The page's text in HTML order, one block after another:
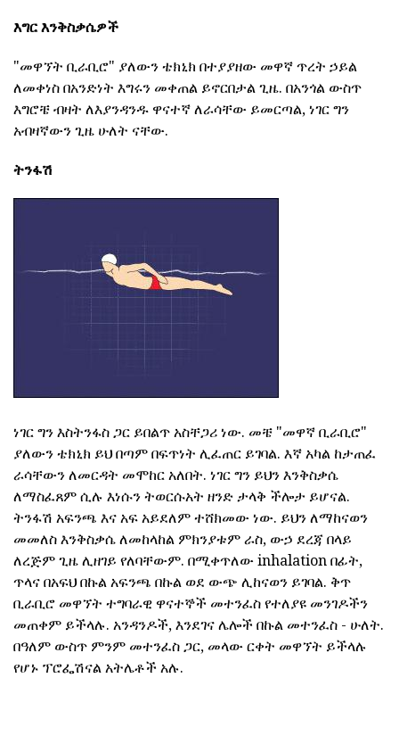
እግር እንቅስቃሴዎች
"መዋኘት ቢራቢሮ" ያለውን ቴክኒክ በተያያዘው መዋኛ ጥረት ኃይል
ለመቀነስ በአንድነት እግሩን መቀጠል ይኖርበታል ጊዜ. በአንጎል ውስጥ
እግሮቼ ብዛት ለእያንዳንዱ ዋናተኛ ለራሳቸው ይመርጣል, ነገር ግን
አብዛኛውን ጊዜ ሁለት ናቸው.
ትንፋሽ
ነገር ግን እስትንፋስ ጋር ይበልጥ አስቸጋሪ ነው. መቼ "መዋኛ ቢራቢሮ"
ያለውን ቴክኒክ ይህ በጣም በፍጥነት ሊፈጠር ይገባል. እኛ አካል ከታጠፈ
ራሳቸውን ለመርዳት መሞከር አለበት. ነገር ግን ይህን እንቅስቃሴ
ለማስፈጸም ሲሉ እነሱን ትወርሱአት ዘንድ ታላቅ ችሎታ ይሆናል.
ትንፋሽ አፍንጫ እና አፍ አይደለም ተሸክመው ነው. ይህን ለማከናወን
መመለስ እንቅስቃሴ ለመከላከል ምክንያቱም ራስ, ውኃ ደረጃ በላይ
ለረጅም ጊዜ ሊዘገይ የለባቸውም. በሚቀጥለው inhalation በፊት,
ጥላና በአፍህ በኩል አፍንጫ በኩል ወደ ውጭ ሊከናወን ይገባል. ቅጥ
ቢራቢሮ መዋኘት ተግባራዊ ዋናተኞች መተንፈስ የተለያዩ መንገዶችን
መጠቀም ይችላሉ. አንዳንዶች, እንደገና ሌሎች በኩል መተንፈስ - ሁለት.
በዓለም ውስጥ ምንም መተንፈስ ጋር, መላው ርቀት መዋኘት ይችላሉ
የሆኑ ፕሮፌሽናል አትሌቶች አሉ.